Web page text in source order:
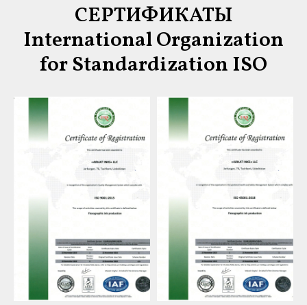
СЕРТИФИКАТЫ
International Organization
for Standardization ISO